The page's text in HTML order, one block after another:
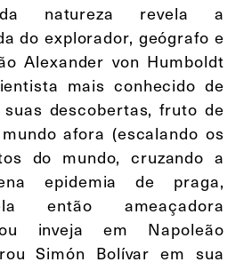
natureza revela a
do explorador, geógrafo e
Alexander von Humboldt
mais conhecido de
descobertas, fruto de
afora (escalando os
do mundo, cruzando a
epidemia de praga,
então ameaçadora
inveja em Napoleão
Simón Bolívar em sua